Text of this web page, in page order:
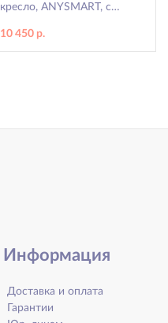
кресло, ANYSMART, с
10 450 р.
Информация
Доставка и оплата
Гарантии